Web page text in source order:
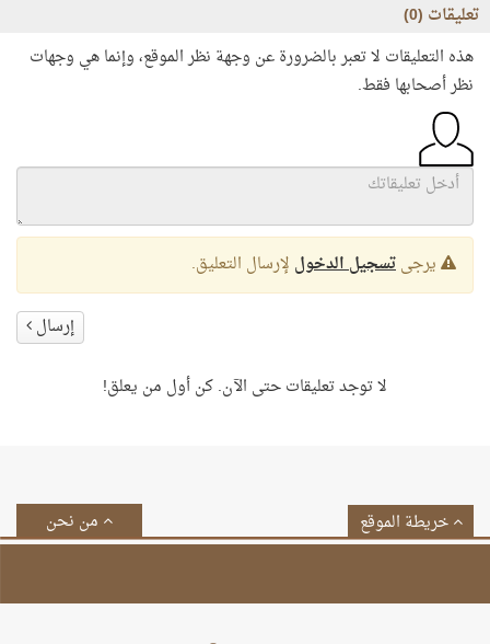
تعليقات (0
)
هذه التعليقات لا تعبر بالضرورة عن وجهة نظر الموقع، وإنما هي وجهات
نظر أصحابها فقط.
يرجىتسجيل الدخول لإرسال التعليق.
إرسال
لا توجد تعليقات حتى الآن. كن أول من يعلق!
من نحن خريطة الموقع